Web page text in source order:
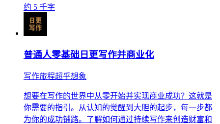
约 5 千字
普通人零基础日更写作并商业化
写作旅程超乎想象
想要在写作的世界中从零开始并实现商业成功？这就是
你需要的指引。从认知的觉醒到大胆的起步，每一步都
为你的成功铺路。了解如何通过持续写作来创造财富和